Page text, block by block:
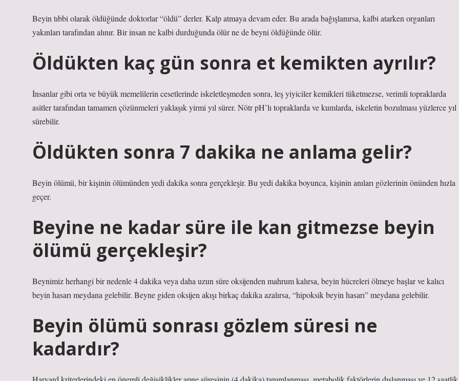
Beyin tıbbi olarak öldüğünde doktorlar “öldü” derler. Kalp atmaya devam eder. Bu arada bağışlanırsa, kalbi atarken organları
yakınları tarafından alınır. Bir insan ne kalbi durduğunda ölür ne de beyni öldüğünde ölür.
Öldükten kaç gün sonra et kemikten ayrılır?
İnsanlar gibi orta ve büyük memelilerin cesetlerinde iskeletleşmeden sonra, leş yiyiciler kemikleri tüketmezse, verimli topraklarda
asitler tarafından tamamen çözünmeleri yaklaşık yirmi yıl sürer. Nötr pH’lı topraklarda ve kumlarda, iskeletin bozulması yüzlerce yıl
sürebilir.
Öldükten sonra 7 dakika ne anlama gelir?
Beyin ölümü, bir kişinin ölümünden yedi dakika sonra gerçekleşir. Bu yedi dakika boyunca, kişinin anıları gözlerinin önünden hızla
geçer.
Beyine ne kadar süre ile kan gitmezse beyin
ölümü gerçekleşir?
Beynimiz herhangi bir nedenle 4 dakika veya daha uzun süre oksijenden mahrum kalırsa, beyin hücreleri ölmeye başlar ve kalıcı
beyin hasarı meydana gelebilir. Beyne giden oksijen akışı birkaç dakika azalırsa, “hipoksik beyin hasarı” meydana gelebilir.
Beyin ölümü sonrası gözlem süresi ne
kadardır?